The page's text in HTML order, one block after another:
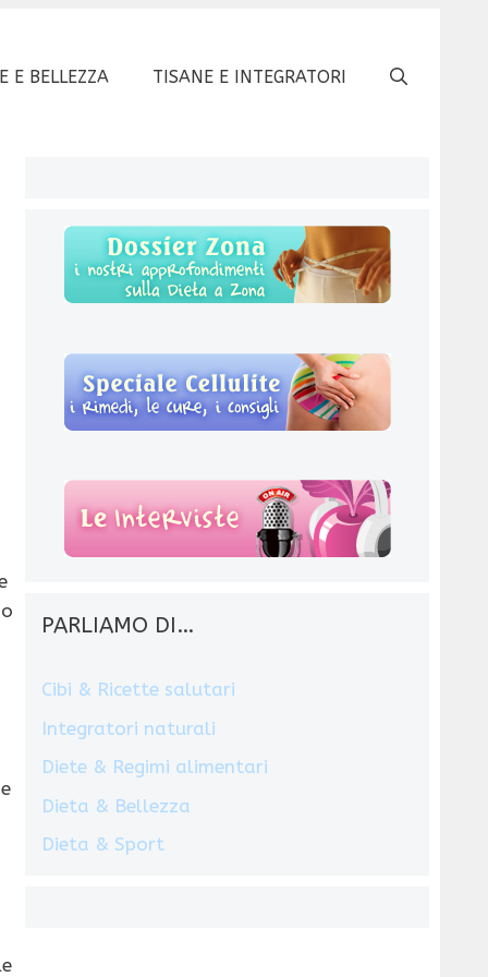
E BELLEZZA TISANE E INTEGRATORI
PARLIAMO DI…
Cibi & Ricette salutari
Integratori naturali
Diete & Regimi alimentari
Dieta & Bellezza
Dieta & Sport